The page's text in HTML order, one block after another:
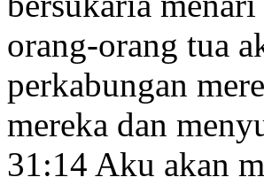
orang-orang tua
perkabungan
mereka dan
31:14 Aku akan